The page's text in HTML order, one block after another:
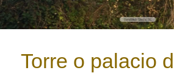
Torre o palacio